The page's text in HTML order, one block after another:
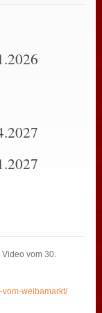
vom 30.
vom-weibamarkt/